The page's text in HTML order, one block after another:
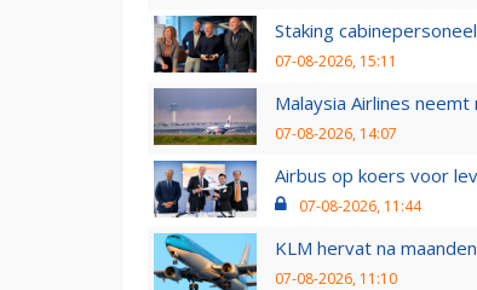
Staking
07-08-2026, 15:11
Malaysia Airlines
07-08-2026, 14:07
Airbus op koers voor
07-08-2026, 11:44
KLM hervat na
07-08-2026, 11:10